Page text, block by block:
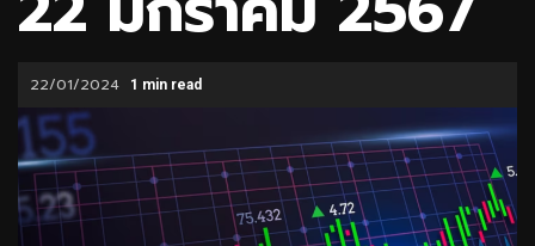
22/01/2024 1 min read